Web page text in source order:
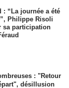
: “La journée a été
Philippe Risoli
sa participation
: "Retour
désillusion